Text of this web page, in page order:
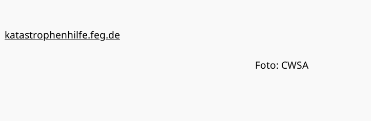
katastrophenhilfe.feg.de
Foto: CWSA